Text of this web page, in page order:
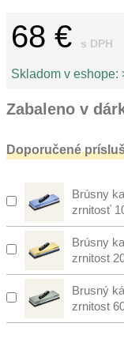
68 € s DPH
Skladom v eshope:
Zabaleno v
Doporučené
Brúsny
zrnitosť
Brúsny
zrnitost
Brusný
zrnitost